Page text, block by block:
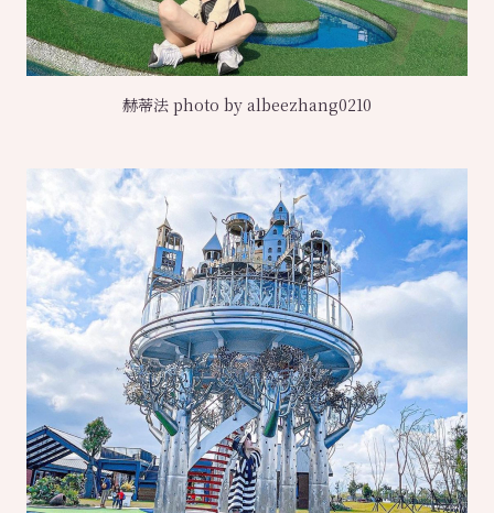
赫蒂法 photo by albeezhang0210